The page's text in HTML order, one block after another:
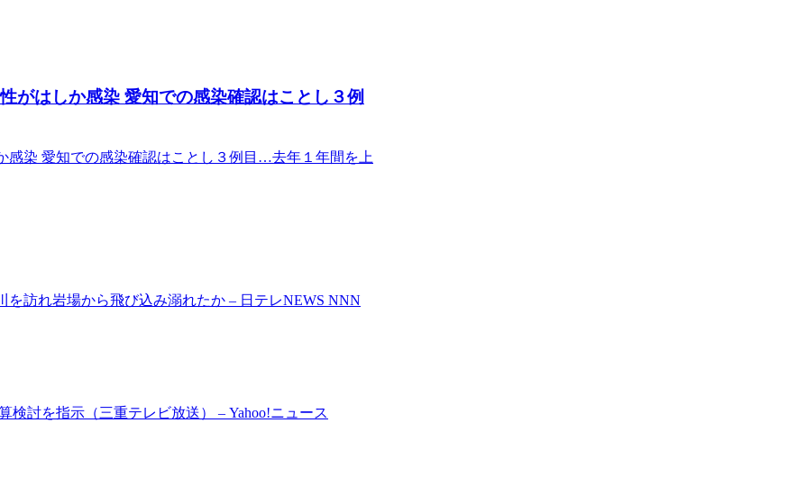
がはしか感染 愛知での感染確認はことし３例
感染 愛知での感染確認はことし３例目…去年１年間を上
訪れ岩場から飛び込み溺れたか – 日テレNEWS NNN
討を指示（三重テレビ放送） – Yahoo!ニュース